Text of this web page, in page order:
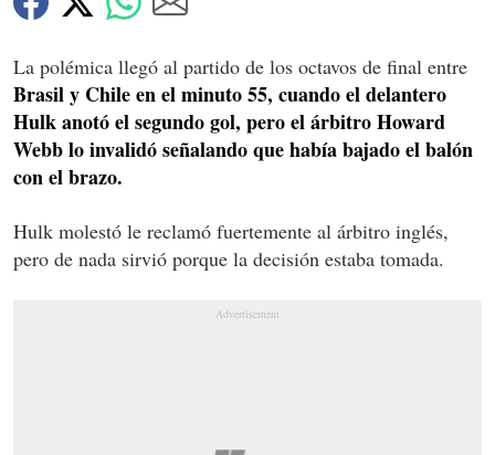
La polémica llegó al partido de los octavos de final entre
Brasil y Chile en el minuto 55, cuando el delantero
Hulk anotó el segundo gol, pero el árbitro Howard
Webb lo invalidó señalando que había bajado el balón
con el brazo.
Hulk molestó le reclamó fuertemente al árbitro inglés,
pero de nada sirvió porque la decisión estaba tomada.